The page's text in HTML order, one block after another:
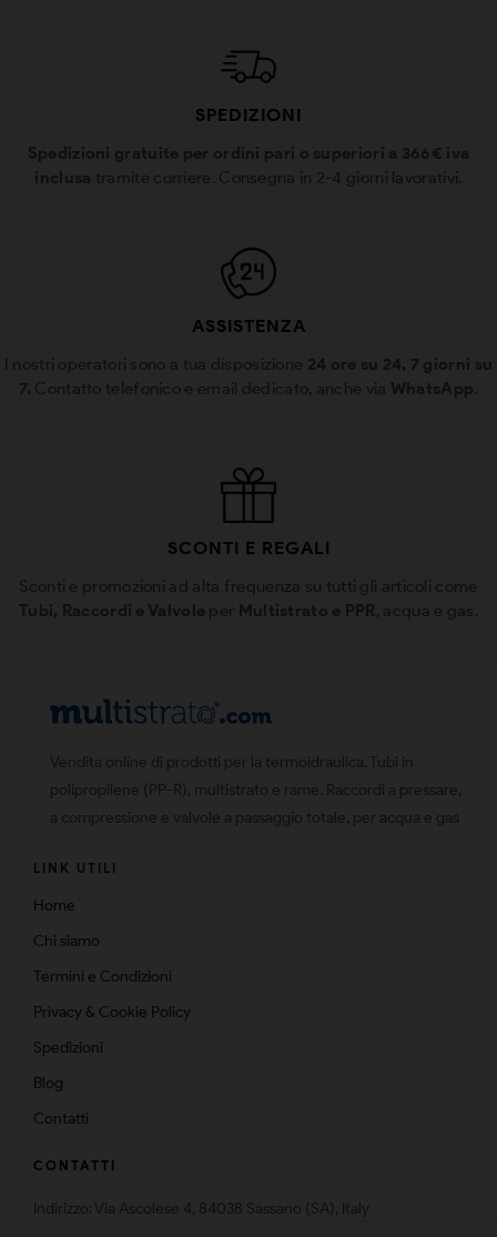
SPEDIZIONI
Spedizioni gratuite per ordini pari o superiori a 366€ iva
inclusa tramite corriere. Consegna in 2-4 giorni lavorativi.
ASSISTENZA
I nostri operatori sono a tua disposizione 24 ore su 24, 7 giorni su
7. Contatto telefonico e email dedicato, anche via WhatsApp
SCONTI E REGALI
Sconti e promozioni ad alta frequenza su tutti gli articoli come
Tubi, Raccordi e Valvole per Multistrato e PPR , acqua e gas.
Vendita online di prodotti per la termoidraulica. Tubi in
polipropilene (PP-R), multistrato e rame. Raccordi a pressare,
a compressione e valvole a passaggio totale, per acqua e gas
LINK UTILI
Home
Chi siamo
Termini e Condizioni
Privacy & Cookie Policy
Spedizioni
Blog
Contatti
CONTATTI
Indirizzo: Via Ascolese 4, 84038 Sassano (SA), Italy